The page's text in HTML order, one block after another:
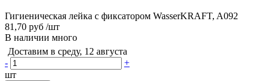
Гигиеническая лейка с фиксатором WasserKRAFT, A092
81,70 руб /шт
В наличии много
Доставим в среду, 12 августа
-
+
шт